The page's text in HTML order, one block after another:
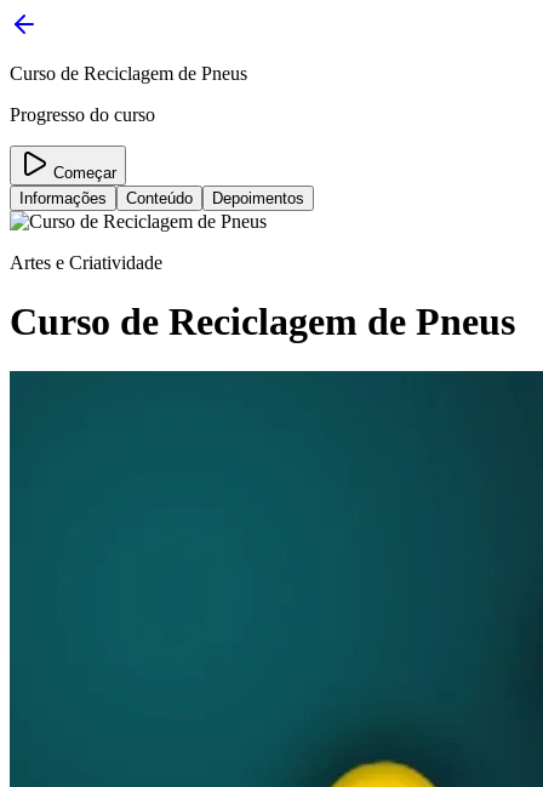
Curso de Reciclagem de Pneus
Progresso do curso
Começar
Informações
Conteúdo Depoimentos
Artes e Criatividade
Curso de Reciclagem de Pneus